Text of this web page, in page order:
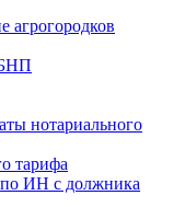
агрогородков
нотариального
тарифа
ИН с должника